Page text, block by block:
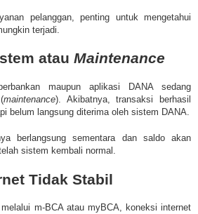
pelanggan, penting untuk mengetahui
terjadi.
atau Maintenance
maupun aplikasi DANA sedang
maintenance). Akibatnya, transaksi berhasil
belum langsung diterima oleh sistem DANA.
berlangsung sementara dan saldo akan
sistem kembali normal.
Tidak Stabil
m-BCA atau myBCA, koneksi internet